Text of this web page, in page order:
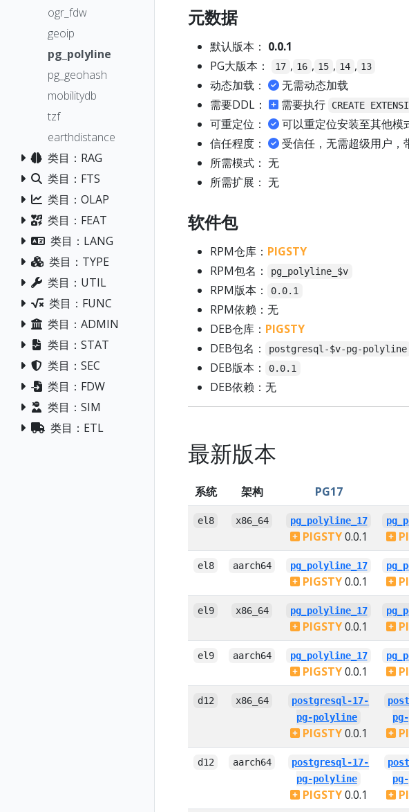
ogr_fdw
geoip
pg_polyline
pg_geohash
mobilitydb
tzf
earthdistance
类目：RAG
类目：FTS
类目：OLAP
类目：FEAT
类目：LANG
类目：TYPE
类目：UTIL
类目：FUNC
类目：ADMIN
类目：STAT
类目：SEC
类目：FDW
类目：SIM
类目：ETL
元数据
默认版本： 0.0.1
PG大版本：
17 , 16 , 15 , 14 , 13
动态加载：
无需动态加载
需要DDL：
需要执行 CREATE
可重定位：
可以重定位安装至其他模
信任程度：
受信任，无需超级用户，
所需模式： 无
所需扩展： 无
软件包
RPM仓库： PIGSTY
RPM包名：
pg_polyline_$v
RPM版本： 0.0.1
RPM依赖：无
DEB仓库： PIGSTY
DEB包名：
postgresql-$v-pg-polyline
DEB版本： 0.0.1
DEB依赖：无
最新版本
系统 架构 PG17
el8 x86_64 pg_polyline_17
PIGSTY0.0.1
el8 aarch64 pg_polyline_17
PIGSTY0.0.1
el9 x86_64 pg_polyline_17
PIGSTY0.0.1
el9 aarch64 pg_polyline_17
PIGSTY0.0.1
d12 x86_64
postgresql-17-
pg-polyline
PIGSTY0.0.1
d12 aarch64
postgresql-17-
pg-polyline
PIGSTY0.0.1